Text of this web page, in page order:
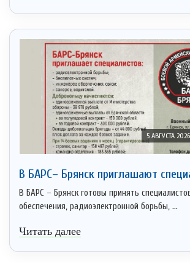
5 АВГУСТА
В БАРС– Брянcк приглaшают
В БАРС – Брянск готовы принять
обеспечения, радиоэлектронной борьбы, ...
Читать далее